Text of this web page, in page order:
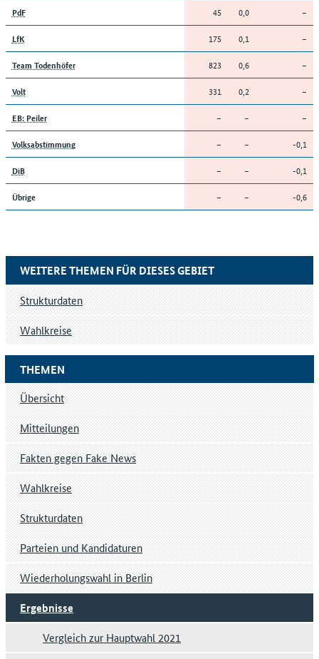
PdF 45 0,0 –
LfK 175 0,1 –
Team Todenhöfer 823 0,6 –
Volt 331 0,2 –
EB: Peiler – – –
Volksabstimmung – – -0,1
DiB – – -0,1
Übrige – – -0,6
THEMEN
Übersicht
Mitteilungen
Fakten gegen Fake News
Wahlkreise
Strukturdaten
Parteien und Kandidaturen
Wiederholungswahl in Berlin
Ergebnisse
Vergleich zur Hauptwahl 2021
WEITERE THEMEN FÜR DIESES GEBIET
Strukturdaten
Wahlkreise